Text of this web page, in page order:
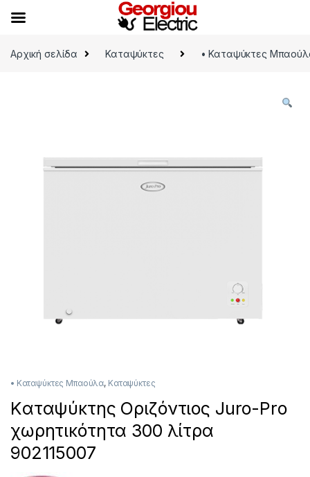
Αρχική σελίδα
Καταψύκτες • Καταψύκτες
• Καταψύκτες Μπαούλα, Καταψύκτες
Kαταψύκτης Οριζόντιος Juro-Pro
χωρητικότητα 300 λίτρα
902115007